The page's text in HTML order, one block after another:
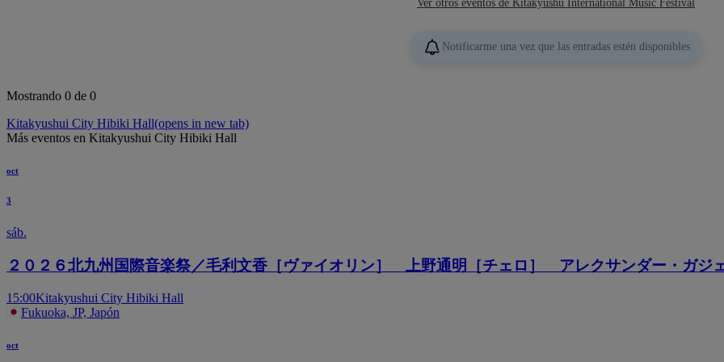
Ver otros eventos de Kitakyushu International Music Festival
Notificarme una vez que las entradas estén disponibles
Mostrando 0 de 0
Kitakyushui City Hibiki Hall(opens in new tab)
Más eventos en Kitakyushui City Hibiki Hall
oct
3
sáb.
２０２６北九州国際音楽祭／毛利文香［ヴァイオリン］ 上野通明［チェロ］ アレクサンダー・ガジェ
15:00Kitakyushui City Hibiki Hall
Fukuoka, JP, Japón
oct